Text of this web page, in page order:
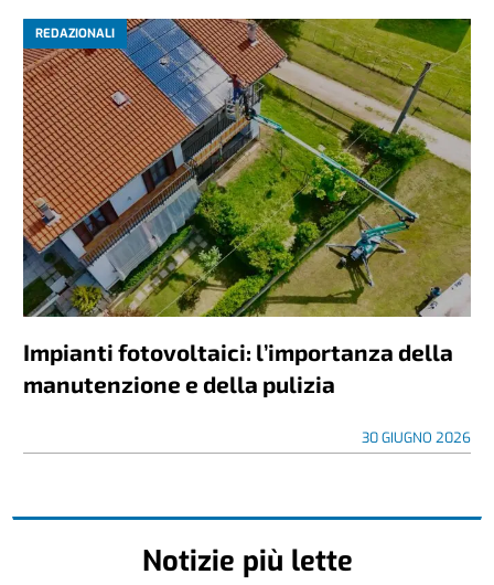
REDAZIONALI
Impianti fotovoltaici: l’importanza della
manutenzione e della pulizia
30 GIUGNO 2026
Notizie più lette